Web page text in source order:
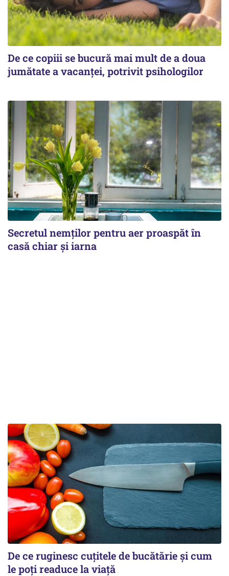
De ce copiii se bucură mai mult de a doua
jumătate a vacanței, potrivit psihologilor
Secretul nemților pentru aer proaspăt în
casă chiar și iarna
De ce ruginesc cuțitele de bucătărie și cum
le poți readuce la viață